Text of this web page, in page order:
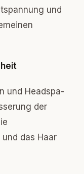
und
und Headspa-
der
das Haar